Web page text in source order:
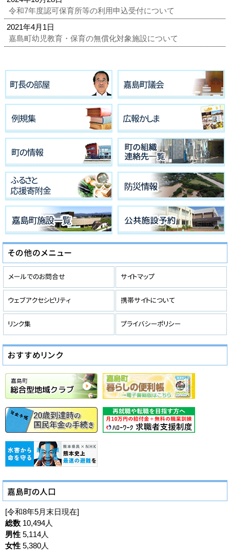
令和7年度認可保育所等の利用申込受付について
2021年4月1日
嘉島町幼児教育・保育の無償化対象施設について
[令和8年5月末日現在]
総数 10,494人
男性 5,114人
女性 5,380人